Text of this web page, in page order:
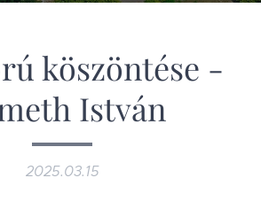
köszöntése -
István
2025.03.15